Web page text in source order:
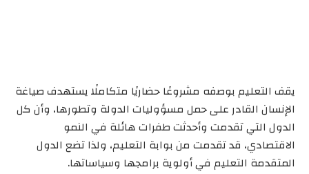
يقف التعليم بوصفه مشروعًا حضاريًا متكاملًا يستهدف صياغة
الإنسان القادر على حمل مسؤوليات الدولة وتطورها، وأن کل
الدول التي تقدمت وأحدثت طفرات هائلة في النمو
الاقتصادي، قد تقدمت من بوابة التعليم، ولذا تضع الدول
المتقدمة التعليم في أولوية برامجها وسياساتها.